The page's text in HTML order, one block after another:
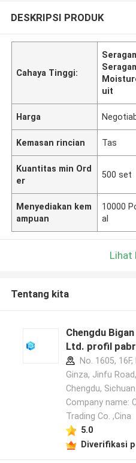
DESKRIPSI PRODUK
Cahaya Tinggi:
uit
Harga
Kemasan rincian Tas
Kuantitas min Ord
er
500 set
Menyediakan kem
ampuan
10000
al
Lihat
Tentang kita
Chengdu
Ltd. profil
No. 1605,
Ginza, Jinfu
Chengdu,
Company name:
Trading Co. ,Cina
5.0
Diverifikasi